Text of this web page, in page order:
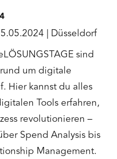
| Düsseldorf
sind
um digitale
Hier kannst du alles
Tools erfahren,
revolutionieren –
Spend Analysis bis
Management.